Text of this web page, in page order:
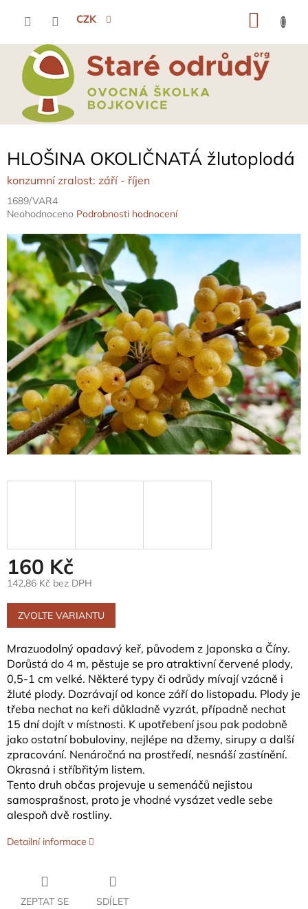
CZK
HLOŠINA OKOLIČNATÁ žlutoplodá
konzumní zralost: září - říjen
1689/VAR4
Průměrné
produktu
je
0,0
z
5
hvězdiček.
Neohodnoceno Podrobnosti hodnocení
160 Kč
142,86 Kč bez DPH
Měrná
cena:
ZVOLTE VARIANTU
Mrazuodolný opadavý keř, původem z Japonska a Číny.
Dorůstá do 4 m, pěstuje se pro atraktivní červené plody,
0,5-1 cm velké. Některé typy či odrůdy mívají vzácně i
žluté plody. Dozrávají od konce září do listopadu. Plody je
třeba nechat na keři důkladně vyzrát, případně nechat
15 dní dojít v místnosti. K upotřebení jsou pak podobně
jako ostatní bobuloviny, nejlépe na džemy, sirupy a další
zpracování. Nenáročná na prostředí, nesnáší zastínění.
Okrasná i stříbřitým listem.
Tento druh občas projevuje u semenáčů nejistou
samosprašnost, proto je vhodné vysázet vedle sebe
alespoň dvě rostliny.
Detailní informace
ZEPTAT SE SDÍLET